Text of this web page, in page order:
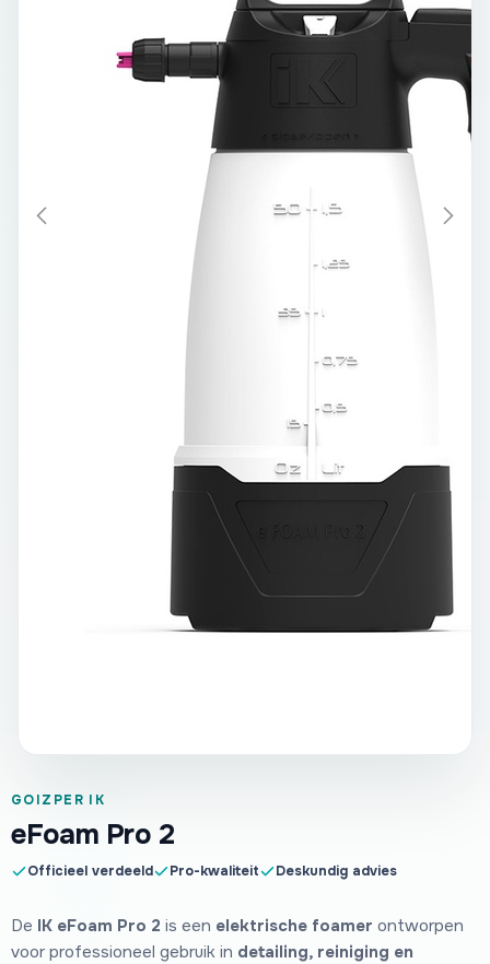
GOIZPER IK
eFoam Pro 2
Officieel verdeeld Pro-kwaliteit Deskundig advies
De IK eFoam Pro 2 is een elektrische foamer ontworpen
voor professioneel gebruik in detailing, reiniging en